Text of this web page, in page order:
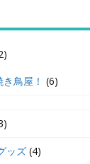
鳥屋！ (6)
ッズ (4)